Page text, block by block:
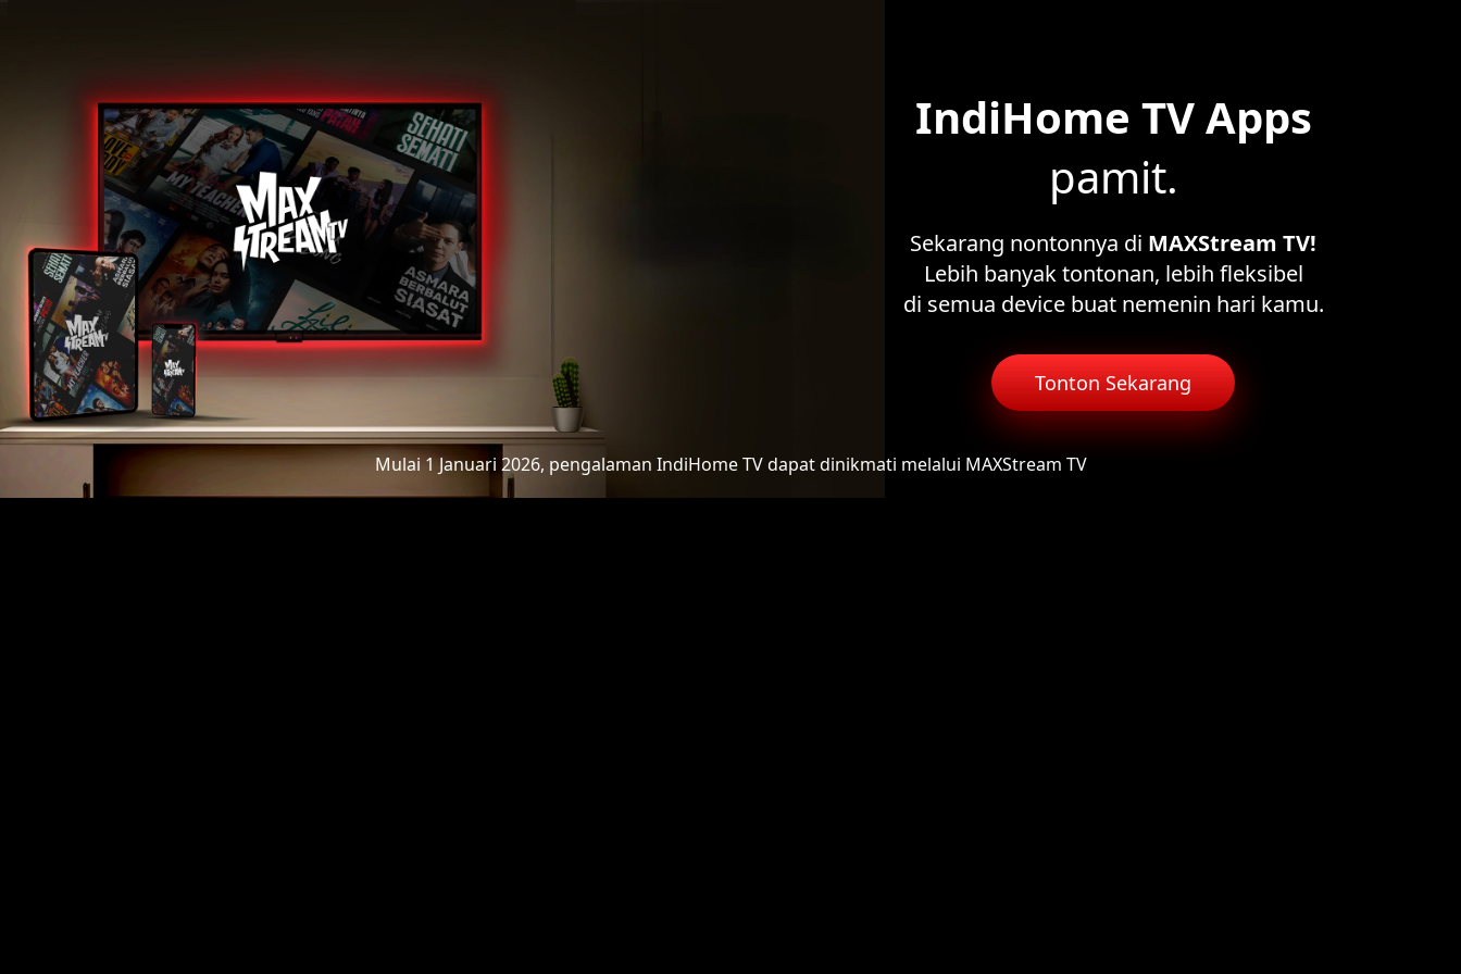
IndiHome TV Apps
pamit.
Sekarang nontonnya di MAXStream TV!
Lebih banyak tontonan, lebih fleksibel
di semua device buat nemenin hari kamu.
Tonton Sekarang
Mulai 1 Januari 2026, pengalaman IndiHome TVdapat dinikmati melalui MAXStream TV